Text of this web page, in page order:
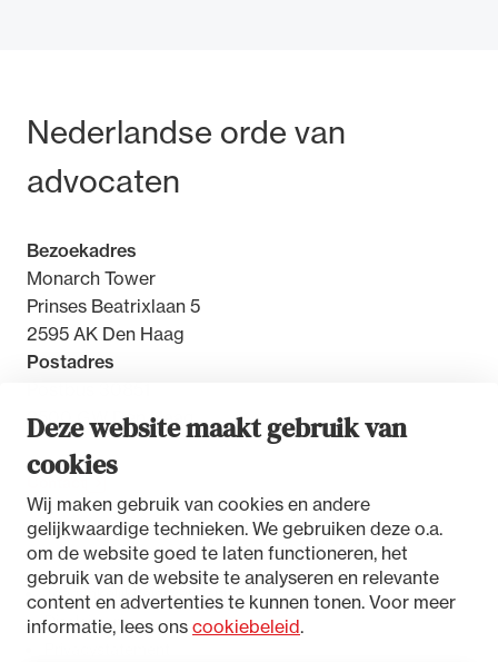
Deze website maakt gebruik van
cookies
Wij maken gebruik van cookies en andere
gelijkwaardige technieken. We gebruiken deze o.a.
om de website goed te laten functioneren, het
gebruik van de website te analyseren en relevante
content en advertenties te kunnen tonen. Voor meer
informatie, lees ons cookiebeleid.
Bezoek- en postadres
Nederlandse orde van
advocaten
Bezoekadres
Monarch Tower
Prinses Beatrixlaan 5
2595 AK Den Haag
Postadres
2500 GW Den Haag
Toegankelijkheidsverklaring
Disclaimer